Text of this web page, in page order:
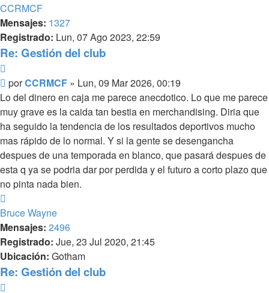
CCRMCF
Mensajes: 1327
Registrado: Lun, 07 Ago 2023, 22:59
Re: Gestión del club
Mensaje
porCCRMCF » Lun, 09 Mar 2026, 00:19
Lo del dinero en caja me parece anecdotico. Lo que me parece
muy grave es la caida tan bestia en merchandising. Diria que
ha seguido la tendencia de los resultados deportivos mucho
mas rápido de lo normal. Y si la gente se desengancha
despues de una temporada en blanco, que pasará despues de
esta q ya se podria dar por perdida y el futuro a corto plazo que
no pinta nada bien.
Bruce Wayne
Mensajes: 2496
Registrado: Jue, 23 Jul 2020, 21:45
Ubicación: Gotham
Re: Gestión del club